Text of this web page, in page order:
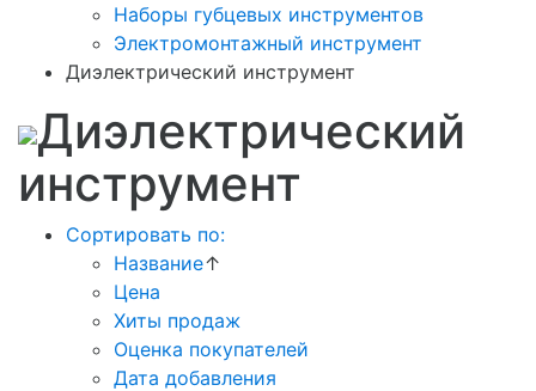
Наборы губцевых инструментов
Электромонтажный инструмент
Диэлектрический инструмент
Диэлектрический
инструмент
Сортировать по:
Название↑
Цена
Хиты продаж
Оценка покупателей
Дата добавления